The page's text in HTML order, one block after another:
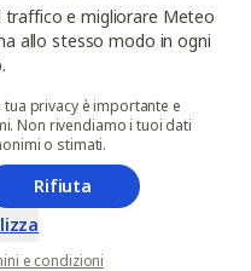
soleggiato
soleggiato
soleggiato
traffico e migliorare Meteo
allo stesso modo in ogni
privacy è importante e
Non rivendiamo i tuoi dati
o stimati.
Rifiuta
e condizioni